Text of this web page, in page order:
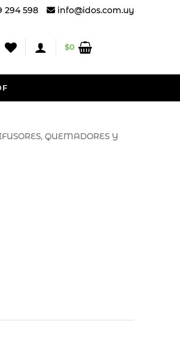
294 598 info@idos.com.uy
$0
QUEMADORES Y